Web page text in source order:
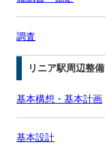
調査
リニア駅周辺整備
基本構想・基本計画
基本設計